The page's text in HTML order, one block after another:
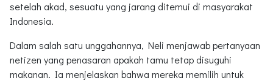
setelah akad, sesuatu yang jarang ditemui di masyarakat
Indonesia.
Dalam salah satu unggahannya, Neli menjawab pertanyaan
netizen yang penasaran apakah tamu tetap disuguhi
makanan. Ia menjelaskan bahwa mereka memilih untuk